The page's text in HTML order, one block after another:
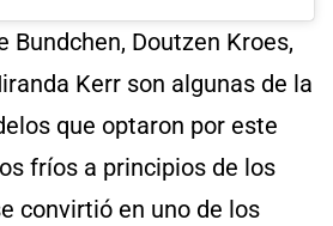
Bundchen, Doutzen Kroes,
Kerr son algunas de la
que optaron por este
fríos a principios de los
convirtió en uno de los